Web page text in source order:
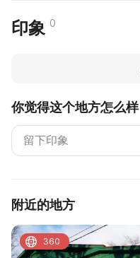
印象 0
你觉得这个地方怎么样
附近的地方
360